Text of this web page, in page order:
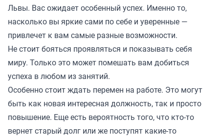
Львы. Вас ожидает особенный успех. Именно то,
насколько вы яркие сами по себе и уверенные —
привлечет к вам самые разные возможности.
Не стоит бояться проявляться и показывать себя
миру. Только это может помешать вам добиться
успеха в любом из занятий.
Особенно стоит ждать перемен на работе. Это могут
быть как новая интересная должность, так и просто
повышение. Еще есть вероятность того, что кто-то
вернет старый долг или же поступят какие-то